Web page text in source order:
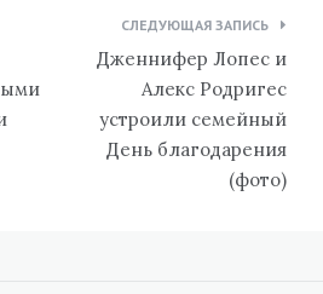
СЛЕДУЮЩАЯ ЗАПИСЬ
Дженнифер Лопес и
Алекс Родригес
устроили семейный
День благодарения
(фото)